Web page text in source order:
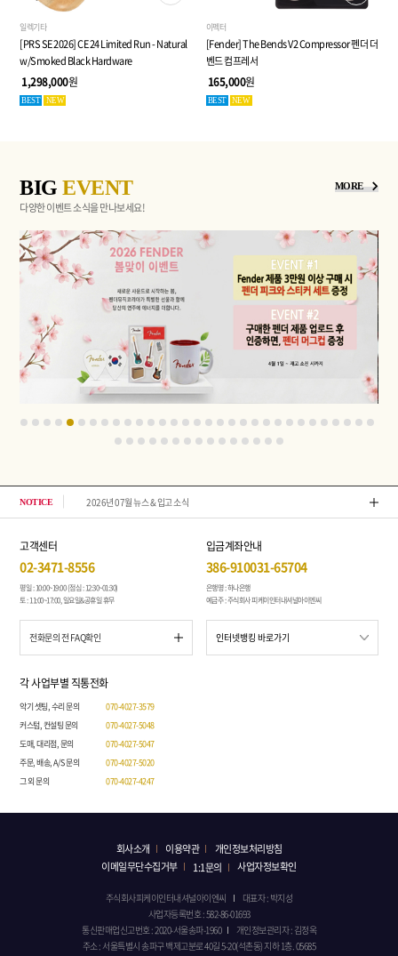
일렉기타
[PRS SE 2026] CE 24 Limited Run - Natural
w/Smoked Black Hardware
1,298,000원
BEST NEW
이펙터
[Fender] The Bends V2 Compressor 펜더 더
벤드 컴프레서
165,000원
BEST NEW
BIGEVENT MORE
다양한 이벤트 소식을 만나보세요!
NOTICE 2026년 07월 뉴스 & 입고 소식 톤퀘
고객센터
02-3471-8556
평일 : 10:00~19:00 (점심 : 12:30~01:30)
토 : 11:00~17:00, 일요일&공휴일 휴무
전화문의 전 FAQ확인
입금계좌안내
386-910031-65704
은행명 : 하나은행
예금주 : 주식회사 피케이인터내셔널아이엔씨
각 사업부별 직통전화
악기 셋팅, 수리 문의
070-4027-3579
커스텀, 컨설팅 문의
070-4027-5048
도매, 대리점, 문의
070-4027-5047
주문, 배송, A/S 문의
070-4027-5020
그 외 문의
070-4027-4247
회사소개 이용약관
개인정보처리방침
이메일무단수집거부
1:1문의 사업자정보확인
주식회사피케이인터내셔널아이엔씨
대표자 : 박지성
사업자등록번호 : 582-86-01693
통신판매업신고번호 : 2020-서울송파-1960
개인정보관리자 : 김정옥
주소 : 서울특별시 송파구 백제고분로 40길 5-20(석촌동) 지하 1층. 05685